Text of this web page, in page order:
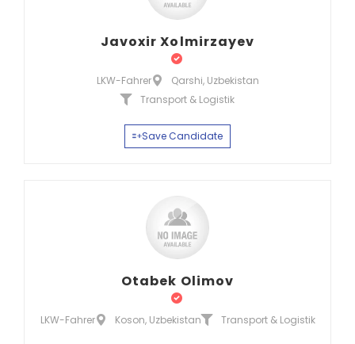
Javoxir Xolmirzayev
LKW-Fahrer
Qarshi, Uzbekistan
Transport & Logistik
Save Candidate
Otabek Olimov
LKW-Fahrer Koson, Uzbekistan Transport & Logistik